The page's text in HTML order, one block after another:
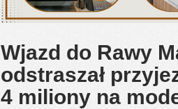
Wjazd do Rawy
odstraszał
4 miliony na